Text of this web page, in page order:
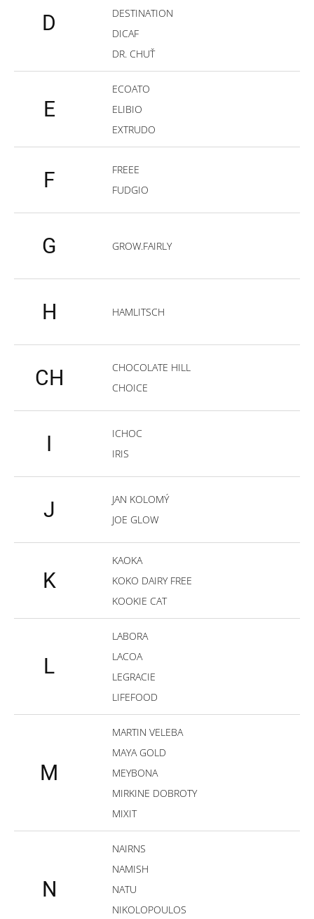
D
DESTINATION
DICAF
DR. CHUŤ
E
ECOATO
ELIBIO
EXTRUDO
F
FREEE
FUDGIO
G GROW.FAIRLY
H HAMLITSCH
CH
CHOCOLATE HILL
CHOICE
I
ICHOC
IRIS
J
JAN KOLOMÝ
JOE GLOW
K
KAOKA
KOKO DAIRY FREE
KOOKIE CAT
L
LABORA
LACOA
LEGRACIE
LIFEFOOD
M
MARTIN VELEBA
MAYA GOLD
MEYBONA
MIRKINE DOBROTY
MIXIT
N
NAIRNS
NAMISH
NATU
NIKOLOPOULOS